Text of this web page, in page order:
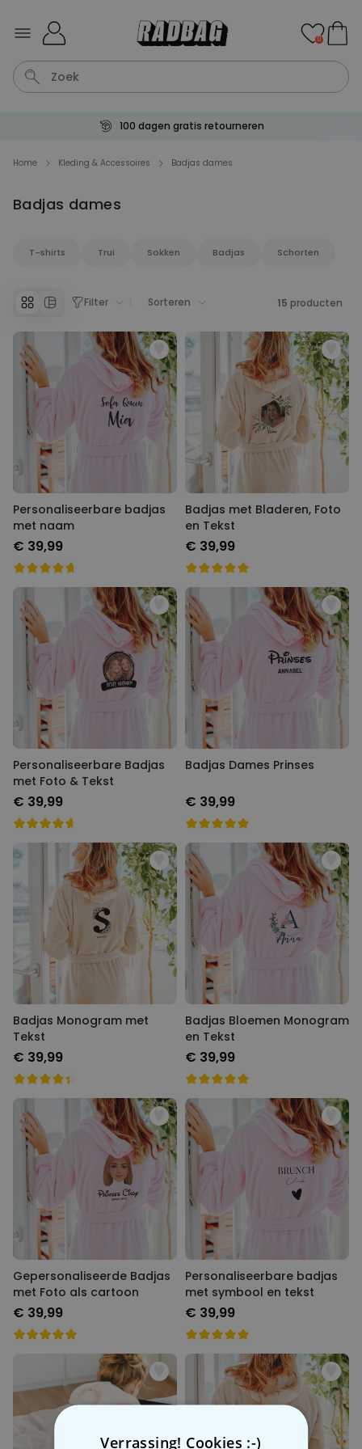
Personaliseerbaar
2.000keer
24,99 €
Meer dan
1.900keer
gekocht
34,99 €
Personaliseerbaar
Gepersonaliseerd houten blok
waar het begon
Meer dan
1.900
keer
gekocht
24,99 €
Gepersonaliseerde boxershort
met gezicht en tekst
Geurhanger set van 2
Meer dan
13.900keer
gekocht
19,99 €
0
100 dagen gratis retourneren
Home Kleding & Accessoires Badjas dames
Badjas dames
T-shirts Trui Sokken Badjas Schorten
Filter Sorteren 15 producten
Personaliseerbare badjas
met naam
€ 39,99
Badjas met Bladeren, Foto
en Tekst
€ 39,99
Personaliseerbare Badjas
met Foto & Tekst
€ 39,99
Badjas Dames Prinses
€ 39,99
Badjas Monogram met
Tekst
€ 39,99
Badjas Bloemen Monogram
en Tekst
€ 39,99
Gepersonaliseerde Badjas
met Foto als cartoon
€ 39,99
Personaliseerbare badjas
met symbool en tekst
€ 39,99
Verrassing! Cookies :-)